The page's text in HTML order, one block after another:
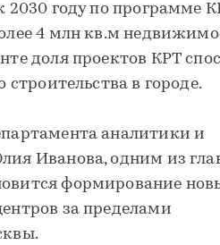
2030 году по программе
4 млн кв.м
доля проектов КРТ
строительства в городе.
аналитики и
Иванова, одним из
формирование
за пределами